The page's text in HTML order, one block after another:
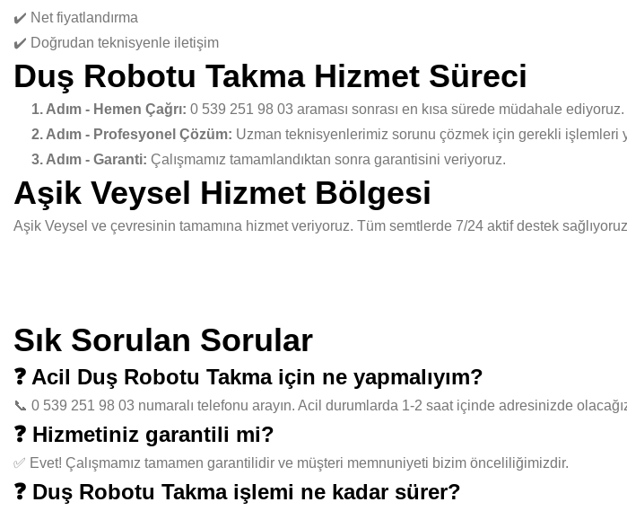
✔️ Net fiyatlandırma
✔️ Doğrudan teknisyenle iletişim
Duş Robotu Takma Hizmet Süreci
1. Adım - Hemen Çağrı: 0 539 251 98 03 araması sonrası en kısa sürede müdahale ediyoruz.
2. Adım - Profesyonel Çözüm: Uzman teknisyenlerimiz sorunu çözmek için gerekli işlemleri
3. Adım - Garanti: Çalışmamız tamamlandıktan sonra garantisini veriyoruz.
Aşik Veysel Hizmet Bölgesi
Aşik Veysel ve çevresinin tamamına hizmet veriyoruz. Tüm semtlerde 7/24 aktif destek
Sık Sorulan Sorular
❓ Acil Duş Robotu Takma için ne yapmalıyım?
📞 0 539 251 98 03 numaralı telefonu arayın. Acil durumlarda 1-2 saat içinde adresinizde
❓ Hizmetiniz garantili mi?
✅ Evet! Çalışmamız tamamen garantilidir ve müşteri memnuniyeti bizim önceliliğimizdir.
❓ Duş Robotu Takma işlemi ne kadar sürer?